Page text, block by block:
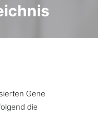
Gene
die